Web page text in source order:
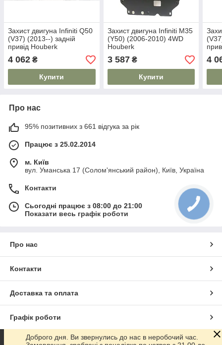
Захист двигуна Infiniti Q50
(V37) (2013--) задній
привід Houberk
4 062 ₴
Купити
Захист двигуна Infiniti M35
(Y50) (2006-2010) 4WD
Houberk
3 587₴
Купити
4
Про нас
95% позитивних з 661 відгука за рік
Працює з 25.02.2014
м. Київ
вул. Уманська 17 (Солом'янський район), Київ, Україна
Контакти
Сьогодні працює з 08:00 до 21:00
Показати весь графік роботи
Про нас
Контакти
Доставка та оплата
Графік роботи
Повна версія сайту
Доброго дня. Ви звернулись до нас в неробочий час.